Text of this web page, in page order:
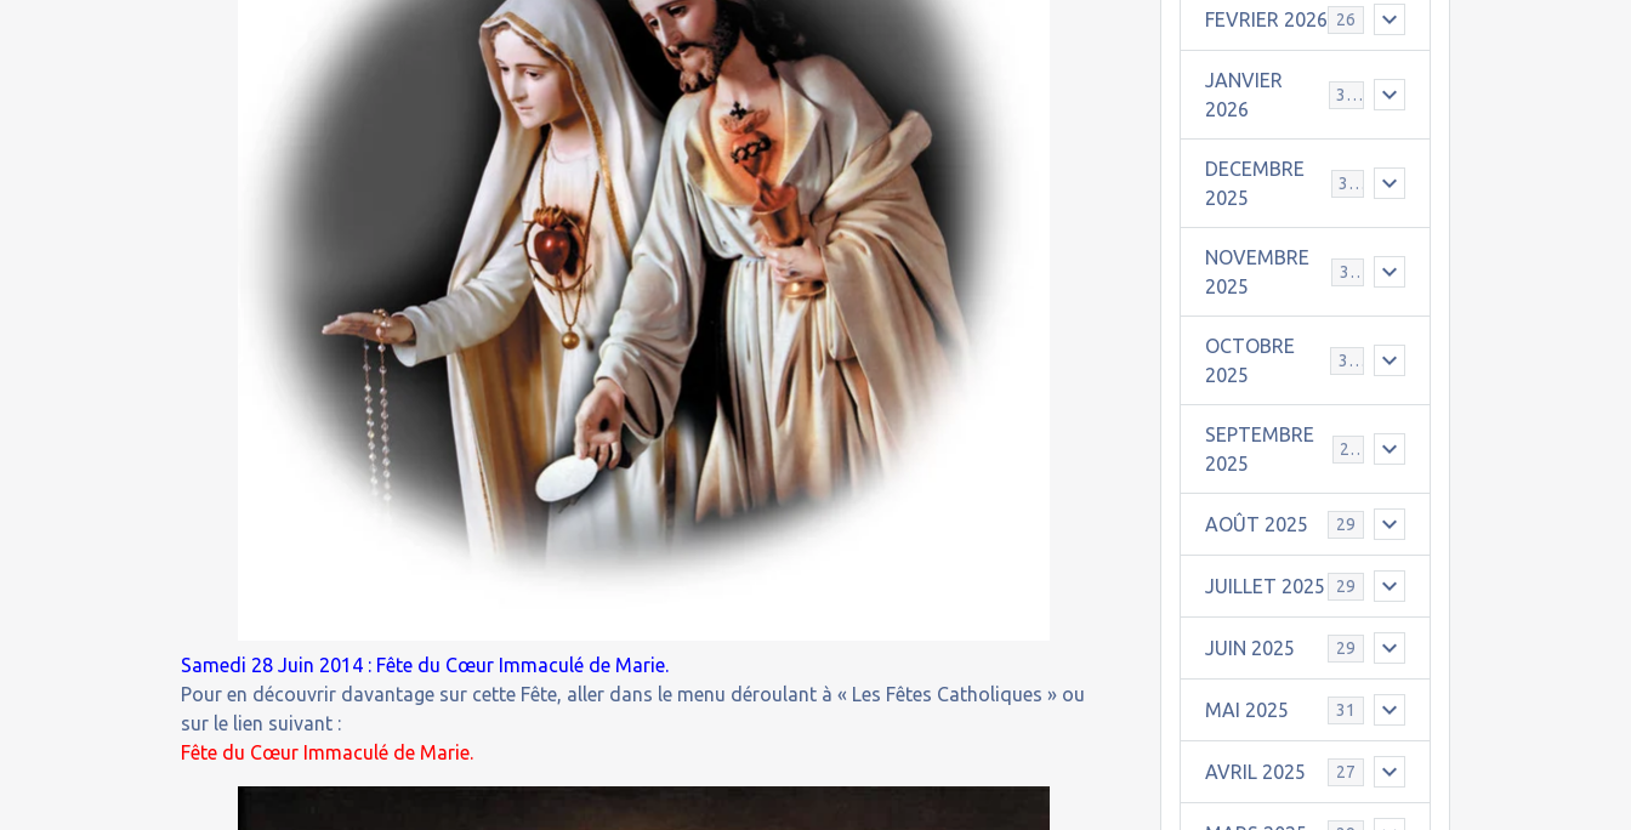
Samedi 28 Juin 2014 : Fête du Cœur Immaculé de Marie.
Pour en découvrir davantage sur cette Fête, aller dans le menu déroulant à « Les Fêtes Catholiques » ou
sur le lien suivant :
Fête du Cœur Immaculé de Marie.
FEVRIER 2026 26
JANVIER
2026
31
DECEMBRE
2025
30
NOVEMBRE
2025
30
OCTOBRE
2025
31
SEPTEMBRE
2025
25
AOÛT 2025 29
JUILLET 2025 29
JUIN 2025 29
MAI 2025 31
AVRIL 2025 27